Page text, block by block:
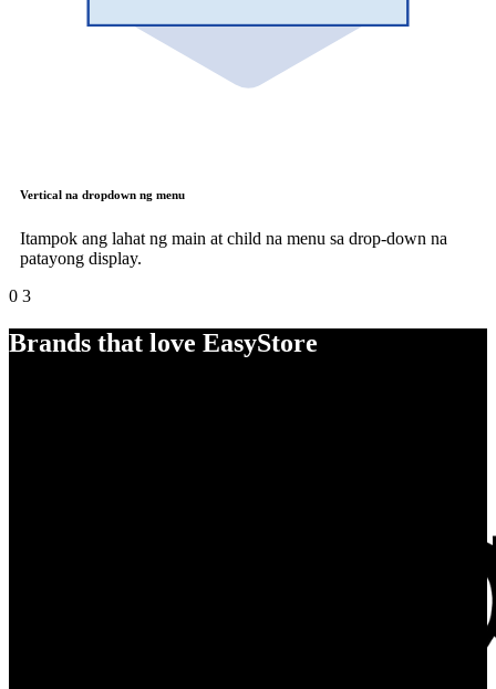
Vertical na dropdown ng menu
Itampok ang lahat ng main at child na menu sa drop-down na
patayong display.
0 3
Brands that love EasyStore